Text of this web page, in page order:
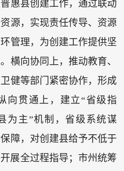
惠县创建工作，通过联动
源，实现责任传导、资源
管理，为创建工作提供坚
横向协同上，推动教育、
健等部门紧密协作，形成
向贯通上，建立“省级指
为主”机制，省级系统谋
障，对创建县给予不低于
展全过程指导；市州统筹